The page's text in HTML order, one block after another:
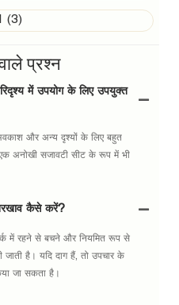
प्रश्न
में उपयोग के लिए उपयुक्त
और अन्य दृश्यों के लिए बहुत
अनोखी सजावटी सीट के रूप में भी
कैसे करें?
में रहने से बचने और नियमित रूप से
है। यदि दाग हैं, तो उपचार के
जा सकता है।